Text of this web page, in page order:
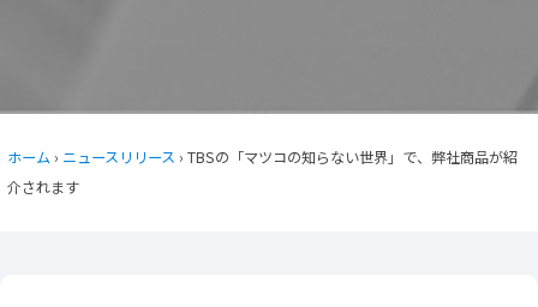
ホーム › ニュースリリース › TBSの「マツコの知らない世界」で、弊社商品が紹
介されます